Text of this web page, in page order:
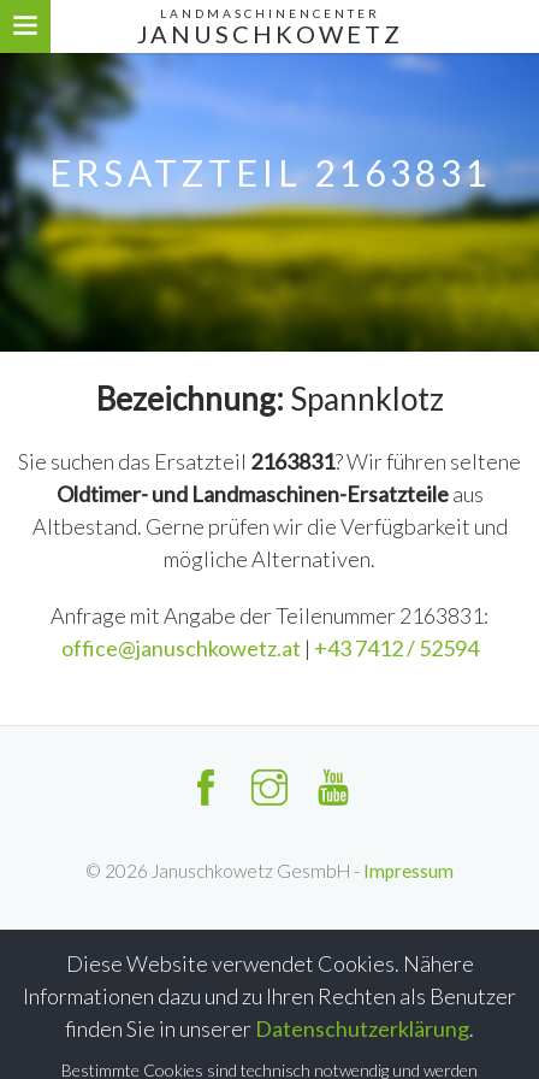
LANDMASCHINENCENTER
JANUSCHKOWETZ
Diese Website verwendet Cookies. Nähere
Informationen dazu und zu Ihren Rechten als Benutzer
finden Sie in unserer Datenschutzerklärung.
Bestimmte Cookies sind technisch notwendig und werden
ERSATZTEIL 2163831
Bezeichnung: Spannklotz
Sie suchen das Ersatzteil 2163831? Wir führen seltene
Oldtimer- und Landmaschinen-Ersatzteileaus
Altbestand. Gerne prüfen wir die Verfügbarkeit und
mögliche Alternativen.
Anfrage mit Angabe der Teilenummer 2163831:
office@januschkowetz.at | +43 7412 / 52594
© 2026 Januschkowetz GesmbH - Impressum